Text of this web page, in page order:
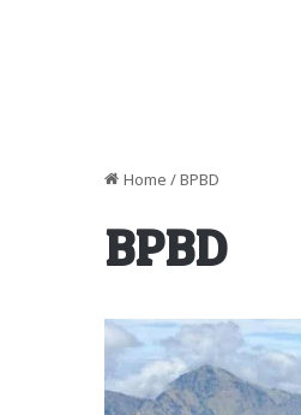
Home / BPBD
BPBD